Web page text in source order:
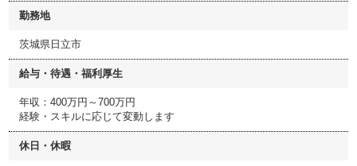
勤務地
茨城県日立市
給与・待遇・福利厚生
年収：400万円～700万円
経験・スキルに応じて変動します
休日・休暇